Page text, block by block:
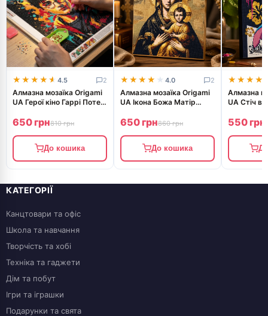
★★★★★
★★★★★ 4.5 2
Алмазна мозаїка Origami
UA Герої кіно Гаррі Потер
650 грн810 грн
До кошика
★★★★★
★★★★★ 4.0 2
Алмазна мозаїка Origami
UA Ікона Божа Матір
650 грн860 грн
До кошика
Алмазна
UA Стіч в
550 грн
КАТЕГОРІЇ
Канцтовари та офіс
Школа та навчання
Творчість та хобі
Техніка та гаджети
Дім та побут
Ігри та іграшки
Подарунки та свята